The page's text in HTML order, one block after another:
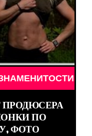
/// ДЕВУШКИ
ПО
ФОТО